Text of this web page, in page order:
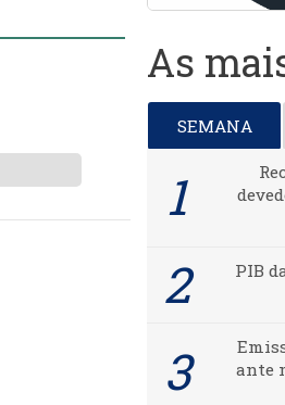
As
SEMANA
PIB
ante